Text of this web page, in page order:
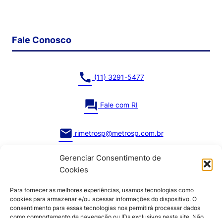
Gerenciar Consentimento de
Cookies
Para fornecer as melhores experiências, usamos tecnologias como
cookies para armazenar e/ou acessar informações do dispositivo. O
consentimento para essas tecnologias nos permitirá processar dados
Fale Conosco
call (11) 3291-5477
question_answer Fale com RI
mail rimetrosp@metrosp.com.br